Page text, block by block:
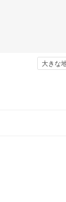
大きな